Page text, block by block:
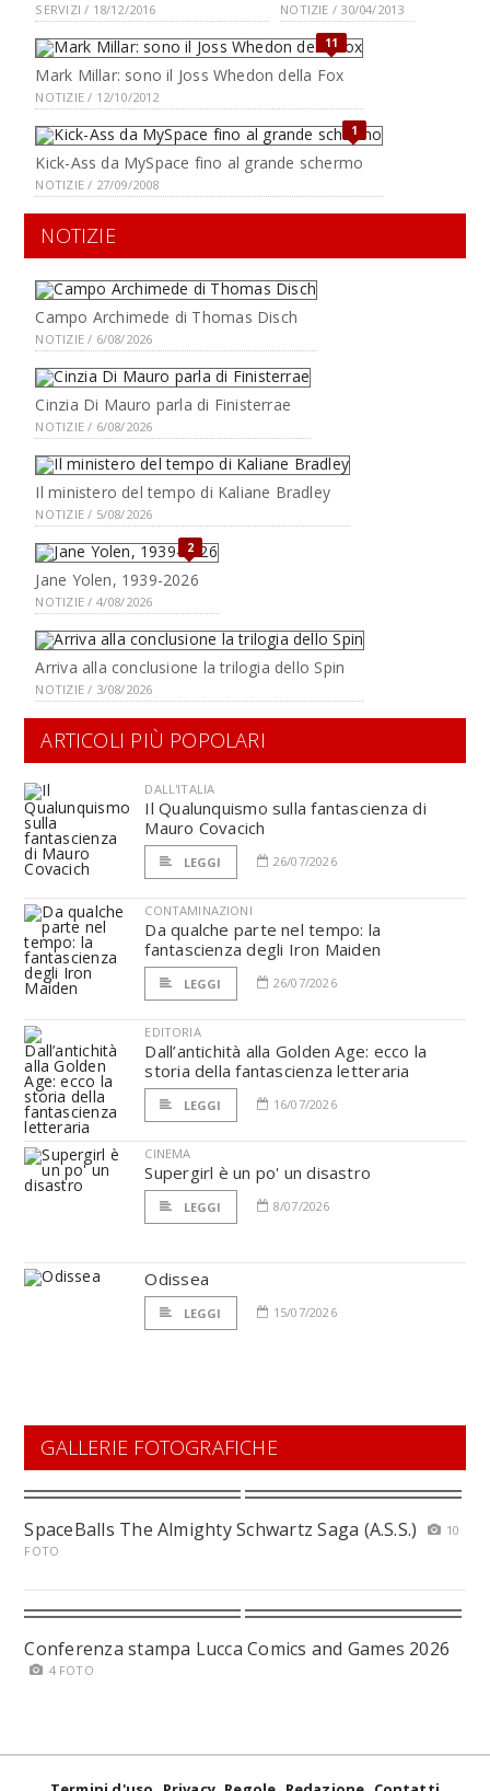
SERVIZI / 18/12/2016 NOTIZIE / 30/04/2013
11
Mark Millar: sono il Joss Whedon della Fox
NOTIZIE / 12/10/2012
1
Kick-Ass da MySpace fino al grande schermo
NOTIZIE / 27/09/2008
NOTIZIE
Campo Archimede di Thomas Disch
NOTIZIE / 6/08/2026
Cinzia Di Mauro parla di Finisterrae
NOTIZIE / 6/08/2026
Il ministero del tempo di Kaliane Bradley
NOTIZIE / 5/08/2026
2
Jane Yolen, 1939-2026
NOTIZIE / 4/08/2026
Arriva alla conclusione la trilogia dello Spin
NOTIZIE / 3/08/2026
ARTICOLI PIÙ POPOLARI
DALL'ITALIA
Il Qualunquismo sulla fantascienza di
Mauro Covacich
LEGGI 26/07/2026
CONTAMINAZIONI
Da qualche parte nel tempo: la
fantascienza degli Iron Maiden
LEGGI 26/07/2026
EDITORIA
Dall’antichità alla Golden Age: ecco la
storia della fantascienza letteraria
LEGGI 16/07/2026
CINEMA
Supergirl è un po' un disastro
LEGGI 8/07/2026
Odissea
LEGGI 15/07/2026
GALLERIE FOTOGRAFICHE
SpaceBalls The Almighty Schwartz Saga (A.S.S.)
10
FOTO
Conferenza stampa Lucca Comics and Games 2026
4 FOTO